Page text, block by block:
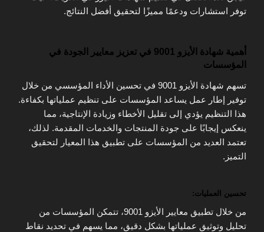
توفر استشارات ودعمًا مميزًا لتحقيق أفضل النتائج.
أهمية شهادة الأيزو 9001 في تعزيز معايير الجودة في
المؤسسات
تسهم شهادة الأيزو 9001 في تحسين الأداء المؤسسي من خلال
توفير إطار عمل يساعد المؤسسات على تنظيم عملياتها بكفاءة.
هذا التنظيم يؤدي إلى تقليل الأخطاء وزيادة الإنتاجية، مما
ينعكس إيجابًا على جودة المنتجات والخدمات المقدمة. لذلك،
تعتمد العديد من المؤسسات على تطبيق هذا المعيار لتحقيق
التميز.
تحسين العمليات:
من خلال تطبيق معايير الأيزو 9001، تتمكن المؤسسات من
تحليل وتوثيق عملياتها بشكل دقيق، مما يسهم في تحديد نقاط